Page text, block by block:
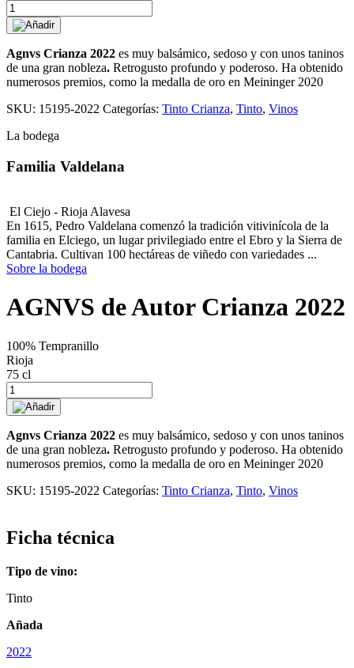
AGNVS
de
Autor
Crianza
2022
cantidad
Añadir
Agnvs Crianza 2022 es muy balsámico, sedoso y con unos taninos
de una gran nobleza. Retrogusto profundo y poderoso. Ha obtenido
numerosos premios, como la medalla de oro en Meininger 2020
SKU: 15195-2022 Categorías: Tinto Crianza, Tinto, Vinos
La bodega
Familia Valdelana
El Ciejo - Rioja Alavesa
En 1615, Pedro Valdelana comenzó la tradición vitivinícola de la
familia en Elciego, un lugar privilegiado entre el Ebro y la Sierra de
Cantabria. Cultivan 100 hectáreas de viñedo con variedades ...
Sobre la bodega
AGNVS de Autor Crianza 2022
100% Tempranillo
Rioja
75 cl
AGNVS
de
Autor
Crianza
2022
cantidad
Añadir
Agnvs Crianza 2022 es muy balsámico, sedoso y con unos taninos
de una gran nobleza. Retrogusto profundo y poderoso. Ha obtenido
numerosos premios, como la medalla de oro en Meininger 2020
SKU: 15195-2022 Categorías: Tinto Crianza, Tinto, Vinos
Ficha técnica
Tipo de vino:
Tinto
Añada
2022